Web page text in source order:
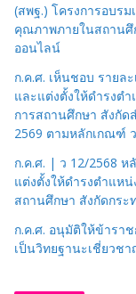
(สพฐ.) โครงการอบร
คุณภาพภายในสถาน
ออนไลน์
ก.ค.ศ. เห็นชอบ รายล
และแต่งตั้งให้ดำรงต
การสถานศึกษา สังกั
2569 ตามหลักเกณฑ์
ก.ค.ศ. | ว 12/2568 ห
แต่งตั้งให้ดำรงตำแห
สถานศึกษา สังกัดกระ
ก.ค.ศ. อนุมัติให้ข้ารา
เป็นวิทยฐานะเชี่ยวช